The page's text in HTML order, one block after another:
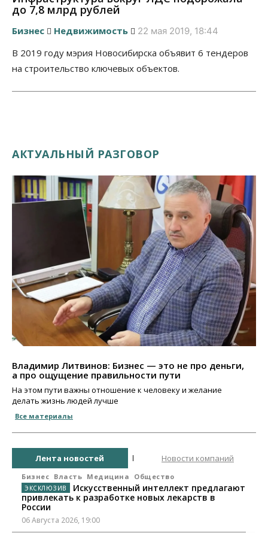
до 7,8 млрд рублей
Бизнес Недвижимость 22 мая 2019, 18:44
В 2019 году мэрия Новосибирска объявит 6 тендеров
на строительство ключевых объектов.
АКТУАЛЬНЫЙ РАЗГОВОР
Владимир Литвинов: Бизнес — это не про деньги,
а про ощущение правильности пути
На этом пути важны отношение к человеку и желание
делать жизнь людей лучше
Все материалы
Лента новостей Новости компаний
Бизнес Власть Медицина Общество
Искусственный интеллект предлагают
привлекать к разработке новых лекарств в
России
06 Августа 2026, 19:00